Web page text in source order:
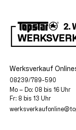
Werksverkauf
08239/789-590
Mo – Do: 08 bis 16 Uhr
Fr: 8 bis 13 Uhr